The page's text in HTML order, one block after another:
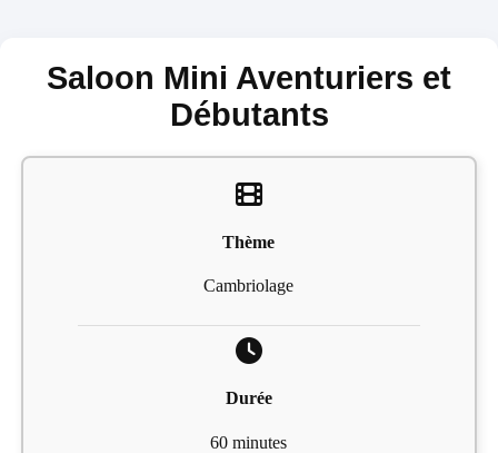
Saloon Mini Aventuriers et
Débutants
Thème
Cambriolage
Durée
60 minutes